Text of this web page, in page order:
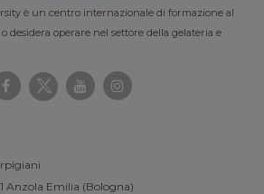
è un centro internazionale di formazione al
desidera operare nel settore della gelateria e
Anzola Emilia (Bologna)